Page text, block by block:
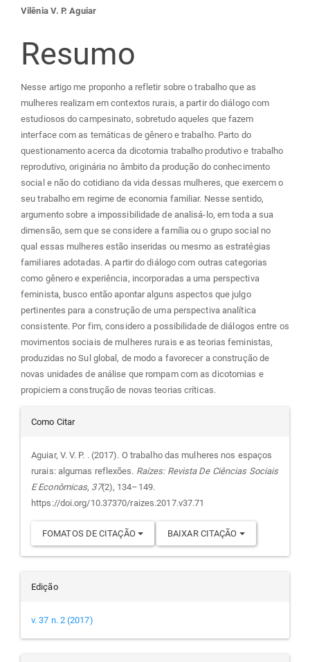
Conteúdo
do
artigo
principal
Vilênia V. P. Aguiar
Resumo
Nesse artigo me proponho a refletir sobre o trabalho que as
mulheres realizam em contextos rurais, a partir do diálogo com
estudiosos do campesinato, sobretudo aqueles que fazem
interface com as temáticas de gênero e trabalho. Parto do
questionamento acerca da dicotomia trabalho produtivo e trabalho
reprodutivo, originária no âmbito da produção do conhecimento
social e não do cotidiano da vida dessas mulheres, que exercem o
seu trabalho em regime de economia familiar. Nesse sentido,
argumento sobre a impossibilidade de analisá-lo, em toda a sua
dimensão, sem que se considere a família ou o grupo social no
qual essas mulheres estão inseridas ou mesmo as estratégias
familiares adotadas. A partir do diálogo com outras categorias
como gênero e experiência, incorporadas a uma perspectiva
feminista, busco então apontar alguns aspectos que julgo
pertinentes para a construção de uma perspectiva analítica
consistente. Por fim, considero a possibilidade de diálogos entre os
movimentos sociais de mulheres rurais e as teorias feministas,
produzidas no Sul global, de modo a favorecer a construção de
novas unidades de análise que rompam com as dicotomias e
propiciem a construção de novas teorias críticas.
Detalhes
do
artigo
Como Citar
Aguiar, V. V. P. . (2017). O trabalho das mulheres nos espaços
rurais: algumas reflexões. Raízes: Revista De Ciências Sociais
E Econômicas, 37(2), 134–149.
https://doi.org/10.37370/raizes.2017.v37.71
FOMATOS DE CITAÇÃO BAIXAR CITAÇÃO
Edição
v. 37 n. 2 (2017)